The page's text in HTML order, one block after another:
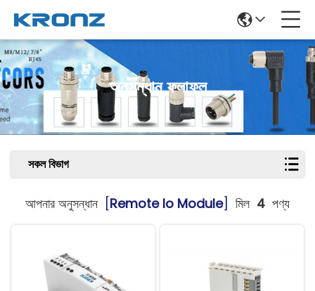
অনুসন্ধান ফলাফল
সকল বিভাগ
আপনার অনুসন্ধান [Remote Io Module] মিল 4 পণ্য